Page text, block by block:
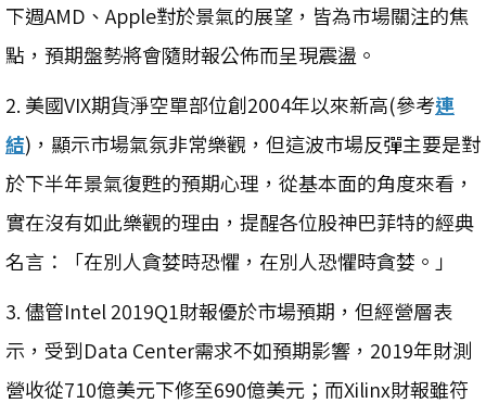
下週AMD、Apple對於景氣的展望，皆為市場關注的焦
點，預期盤勢將會隨財報公佈而呈現震盪。
2. 美國VIX期貨淨空單部位創2004年以來新高(參考連
結)，顯示市場氣氛非常樂觀，但這波市場反彈主要是對
於下半年景氣復甦的預期心理，從基本面的角度來看，
實在沒有如此樂觀的理由，提醒各位股神巴菲特的經典
名言：「在別人貪婪時恐懼，在別人恐懼時貪婪。」
3. 儘管Intel 2019Q1財報優於市場預期，但經營層表
示，受到Data Center需求不如預期影響，2019年財測
營收從710億美元下修至690億美元；而Xilinx財報雖符